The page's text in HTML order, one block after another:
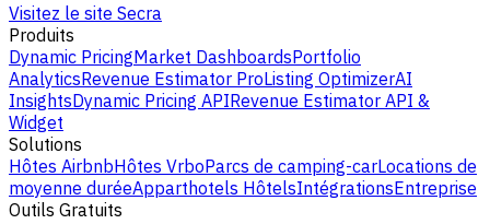
Visitez le site Secra
Produits
Dynamic PricingMarket DashboardsPortfolio
AnalyticsRevenue Estimator ProListing OptimizerAI
InsightsDynamic Pricing APIRevenue Estimator API &
Widget
Solutions
Hôtes AirbnbHôtes VrboParcs de camping-carLocations de
moyenne duréeApparthotels HôtelsIntégrationsEntreprise
Outils Gratuits